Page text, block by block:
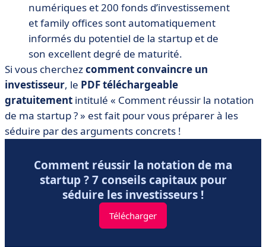
numériques et 200 fonds d’investissement
et family offices sont automatiquement
informés du potentiel de la startup et de
son excellent degré de maturité.
Si vous cherchezcomment convaincre un
investisseur, le PDF téléchargeable
gratuitement intitulé « Comment réussir la notation
de ma startup ? » est fait pour vous préparer à les
séduire par des arguments concrets !
Comment réussir la notation de ma
startup ? 7 conseils capitaux pour
séduire les investisseurs !
Télécharger